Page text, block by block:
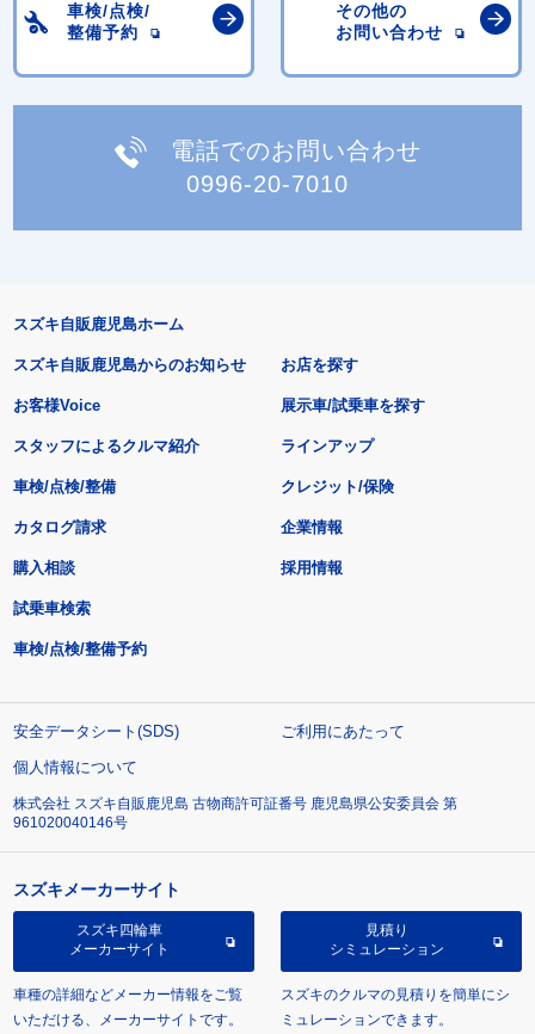
車検/点検/
整備予約
その他の
お問い合わせ
電話でのお問い合わせ
0996-20-7010
スズキ自販鹿児島ホーム
スズキ自販鹿児島からのお知らせ
お客様Voice
スタッフによるクルマ紹介
お店を探す
展示車/試乗車を探す
ラインアップ
車検/点検/整備 クレジット/保険
カタログ請求
購入相談
試乗車検索
車検/点検/整備予約
企業情報
採用情報
安全データシート(SDS)
ご利用にあたって
個人情報について
株式会社 スズキ自販鹿児島 古物商許可証番号 鹿児島県公安委員会 第
961020040146号
スズキメーカーサイト
スズキ四輪車
メーカーサイト
車種の詳細などメーカー情報をご覧
いただける、メーカーサイトです。
見積り
シミュレーション
スズキのクルマの見積りを簡単にシ
ミュレーションできます。